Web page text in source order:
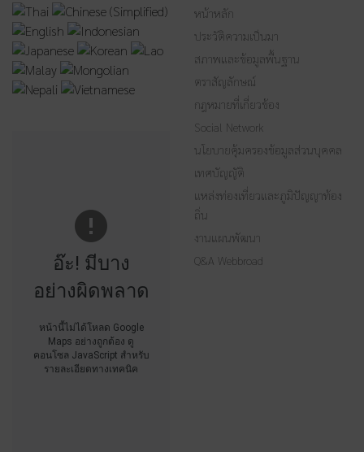
อ๊ะ! มีบาง
อย่างผิดพลาด
หน้านี้ไม่ได้โหลด Google
Maps อย่างถูกต้อง ดู
คอนโซล JavaScript สำหรับ
รายละเอียดทางเทคนิค
หน้าหลัก
ประวัติความเป็นมา
สภาพและข้อมูลพื้นฐาน
ตราสัญลักษณ์
กฎหมายที่เกี่ยวข้อง
Social Network
นโยบายคุ้มครองข้อมูลส่วนบุคคล
เทศบัญญัติ
แหล่งท่องเที่ยวและภูมิปัญญาท้อง
ถิ่น
งานแผนพัฒนา
Q&A Webbroad